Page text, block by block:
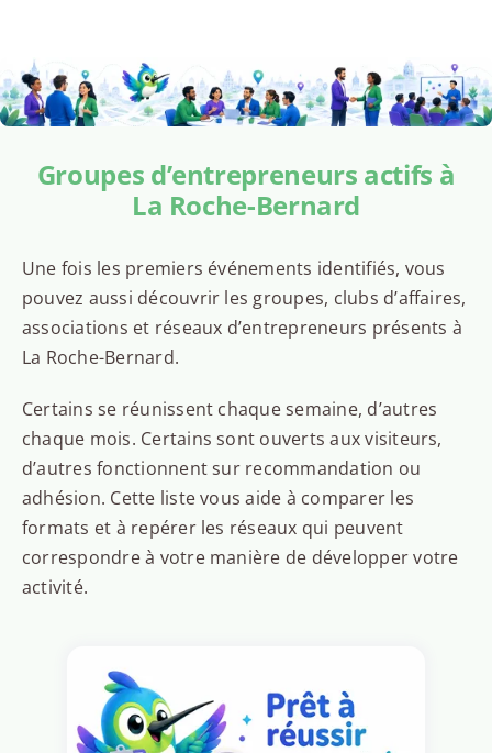
Groupes d’entrepreneurs actifs à
La Roche-Bernard
Une fois les premiers événements identifiés, vous
pouvez aussi découvrir les groupes, clubs d’affaires,
associations et réseaux d’entrepreneurs présents à
La Roche-Bernard.
Certains se réunissent chaque semaine, d’autres
chaque mois. Certains sont ouverts aux visiteurs,
d’autres fonctionnent sur recommandation ou
adhésion. Cette liste vous aide à comparer les
formats et à repérer les réseaux qui peuvent
correspondre à votre manière de développer votre
activité.